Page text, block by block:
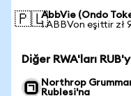
🇵🇱AbbVie (Ondo
1 ABBVon eşittir zł
Diğer RWA'ları
Northrop
Rublesi'na